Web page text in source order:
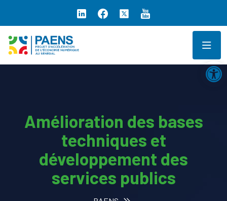
Amélioration des bases
techniques et
développement des
services publics